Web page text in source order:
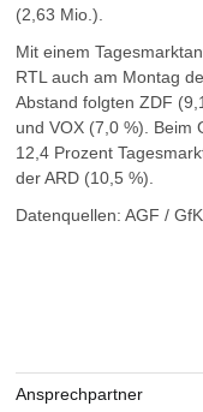
(2,63 Mio.).
Mit einem
RTL auch am Montag
Abstand folgten ZDF
und VOX (7,0 %). Beim
12,4 Prozent
der ARD (10,5 %).
Datenquellen: AGF /
Ansprechpartner